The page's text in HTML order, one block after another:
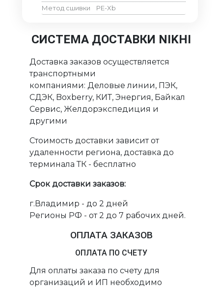
Метод сшивки
PE-Xb
СИСТЕМА ДОСТАВКИ NIKHI
Доставка заказов осуществляется
транспортными
компаниями: Деловые линии, ПЭК,
СДЭК, Boxberry, КИТ, Энергия, Байкал
Сервис, Желдорэкспедиция и
другими
Стоимость доставки зависит от
удаленности региона, доставка до
терминала ТК - бесплатно
Срок доставки заказов:
г.Владимир - до 2 дней
Регионы РФ - от 2 до 7 рабочих дней.
ОПЛАТА ЗАКАЗОВ
ОПЛАТА ПО СЧЕТУ
Для оплаты заказа по счету для
организаций и ИП необходимо